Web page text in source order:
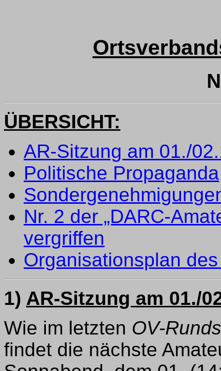
ÜBERSICHT:
AR-Sitzung am 01./
Politische Propaganda
Nr. 2 der „DARC-
vergriffen
Organisationsplan
1) AR-Sitzung am 01./
Wie im letzten OV-
findet die nächste